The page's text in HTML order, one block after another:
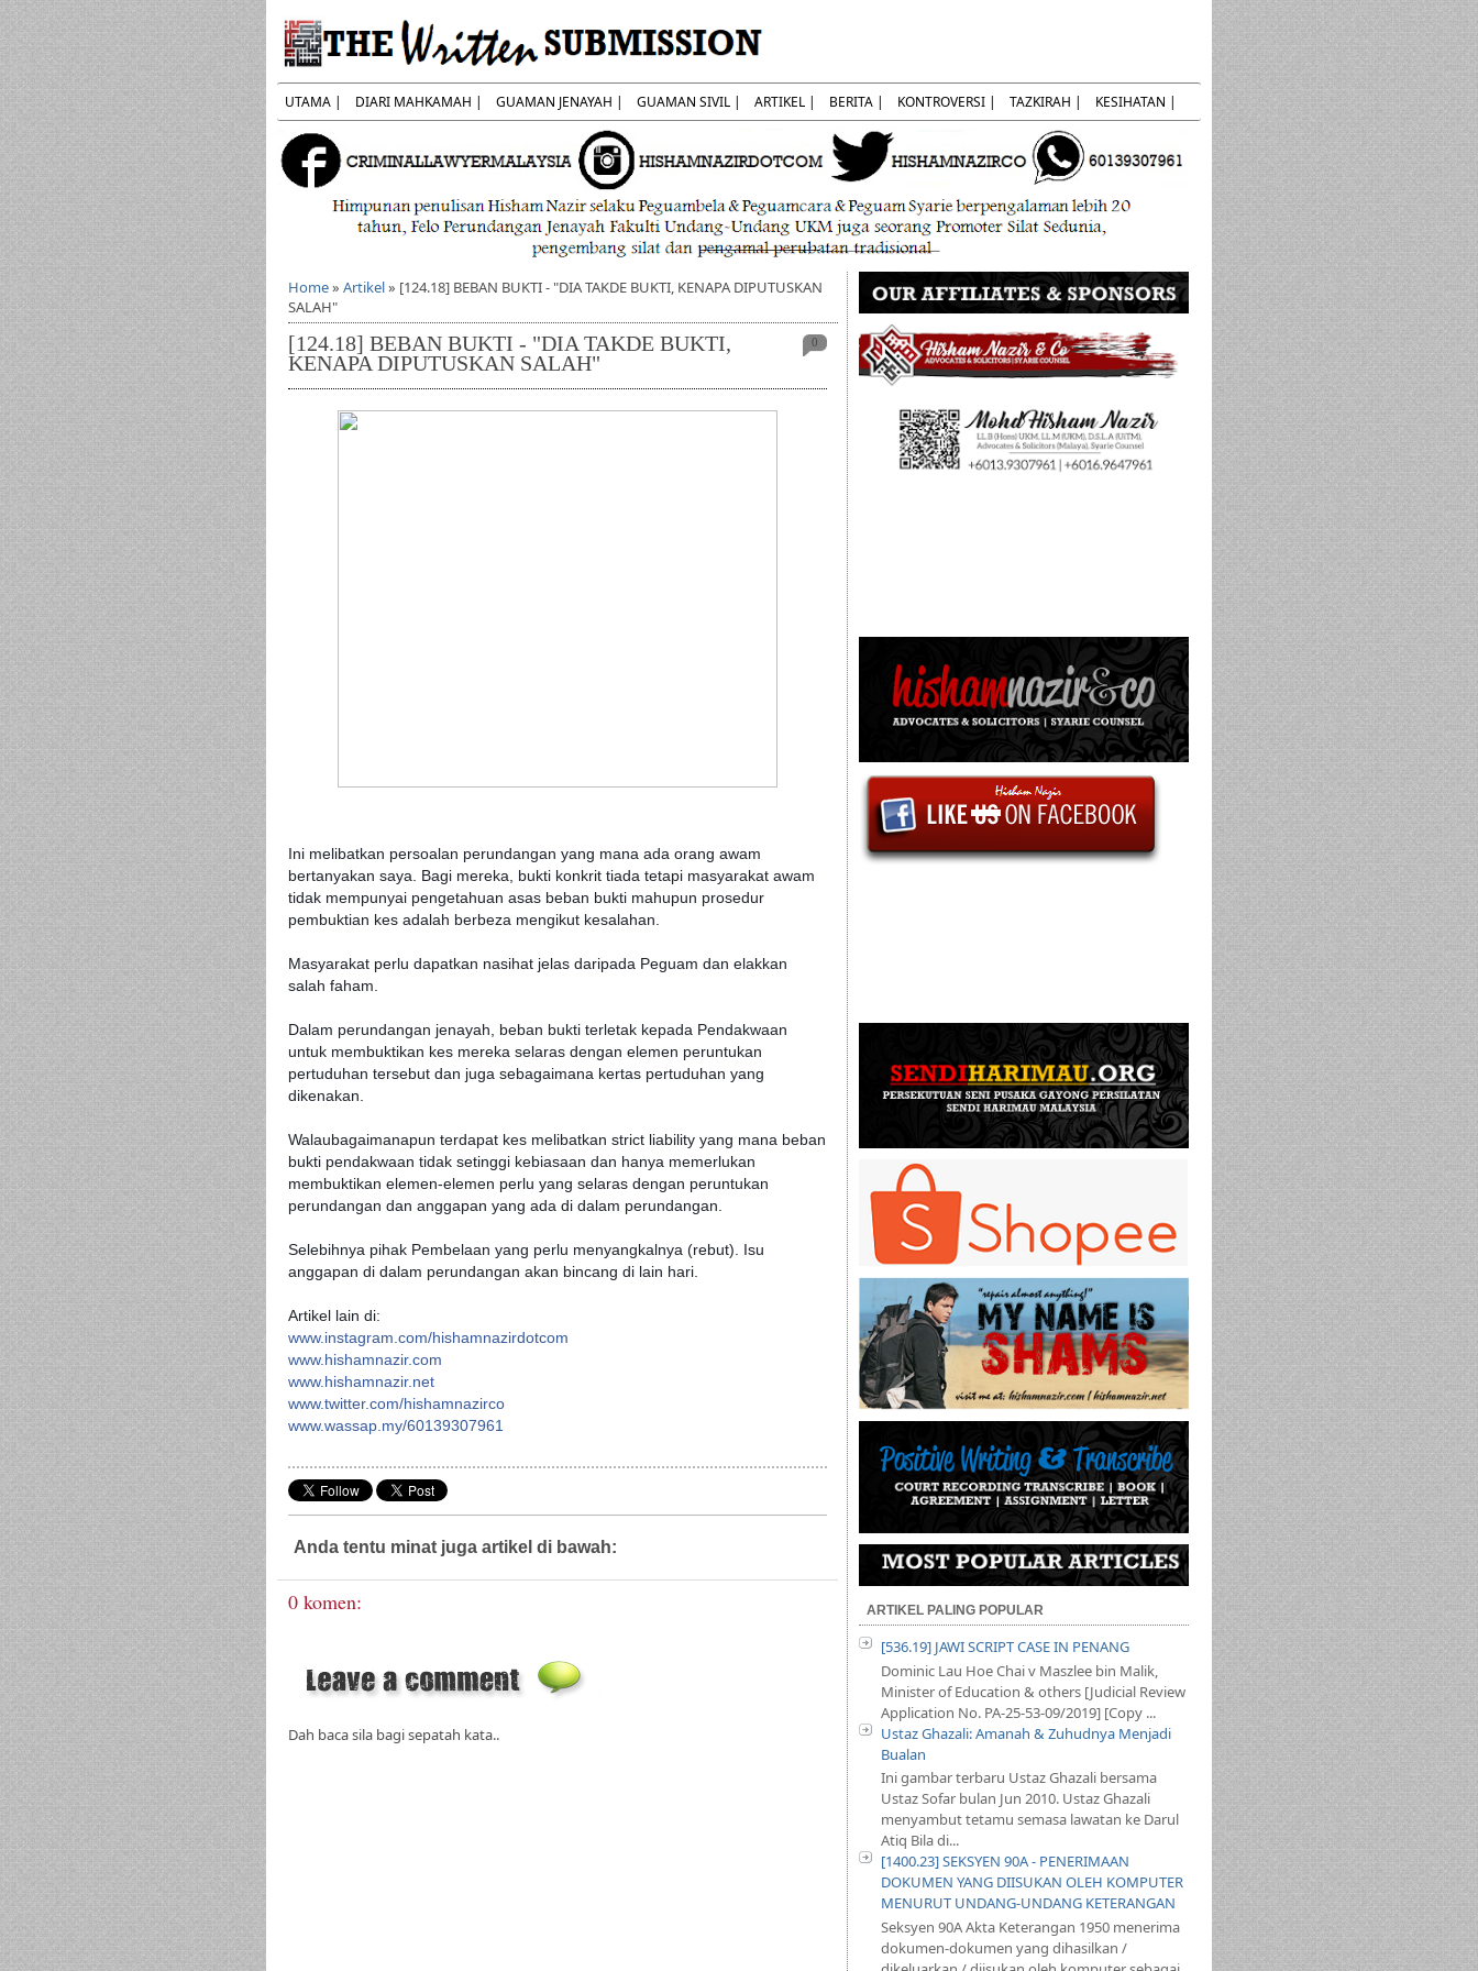
UTAMA | DIARI MAHKAMAH | GUAMAN JENAYAH | GUAMAN SIVIL | ARTIKEL | BERITA | KONTROVERSI | TAZKIRAH | KESIHATAN |
Home» Artikel» [124.18] BEBAN BUKTI - "DIA TAKDE BUKTI, KENAPA DIPUTUSKAN
SALAH"
0
[124.18] BEBAN BUKTI - "DIA TAKDE BUKTI,
KENAPA DIPUTUSKAN SALAH"
Ini melibatkan persoalan perundangan yang mana ada orang awam
bertanyakan saya. Bagi mereka, bukti konkrit tiada tetapi masyarakat awam
tidak mempunyai pengetahuan asas beban bukti mahupun prosedur
pembuktian kes adalah berbeza mengikut kesalahan.
Masyarakat perlu dapatkan nasihat jelas daripada Peguam dan elakkan
salah faham.
Dalam perundangan jenayah, beban bukti terletak kepada Pendakwaan
untuk membuktikan kes mereka selaras dengan elemen peruntukan
pertuduhan tersebut dan juga sebagaimana kertas pertuduhan yang
dikenakan.
Walaubagaimanapun terdapat kes melibatkan strict liability yang mana beban
bukti pendakwaan tidak setinggi kebiasaan dan hanya memerlukan
membuktikan elemen-elemen perlu yang selaras dengan peruntukan
perundangan dan anggapan yang ada di dalam perundangan.
Selebihnya pihak Pembelaan yang perlu menyangkalnya (rebut). Isu
anggapan di dalam perundangan akan bincang di lain hari.
Artikel lain di:
www.instagram.com/hishamnazirdotcom
www.hishamnazir.com
www.hishamnazir.net
www.twitter.com/hishamnazirco
www.wassap.my/60139307961
Anda tentu minat juga artikel di bawah:
0 komen:
Dah baca sila bagi sepatah kata..
ARTIKEL PALING POPULAR
[536.19] JAWI SCRIPT CASE IN PENANG
Dominic Lau Hoe Chai v Maszlee bin Malik,
Minister of Education & others [Judicial Review
Application No. PA-25-53-09/2019] [Copy ...
Ustaz Ghazali: Amanah & Zuhudnya Menjadi
Bualan
Ini gambar terbaru Ustaz Ghazali bersama
Ustaz Sofar bulan Jun 2010. Ustaz Ghazali
menyambut tetamu semasa lawatan ke Darul
Atiq Bila di...
[1400.23] SEKSYEN 90A - PENERIMAAN
DOKUMEN YANG DIISUKAN OLEH KOMPUTER
MENURUT UNDANG-UNDANG KETERANGAN
Seksyen 90A Akta Keterangan 1950 menerima
dokumen-dokumen yang dihasilkan /